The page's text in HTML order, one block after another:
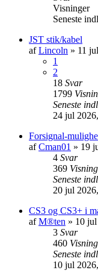
Visninger
Seneste
JST stik/kabel
afLincoln » 11
1
2
18 Svar
1799
Seneste
24 jul
Forsignal-
afCman01 » 19
4 Svar
369
Seneste
20 jul
CS3 og CS3+ i
afM®ten » 10
3 Svar
460
Seneste
10 jul